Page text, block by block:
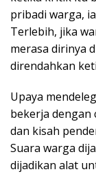
pribadi warga,
Terlebih, jika
merasa dirinya
direndahkan
Upaya
bekerja dengan
dan kisah
Suara warga
dijadikan alat